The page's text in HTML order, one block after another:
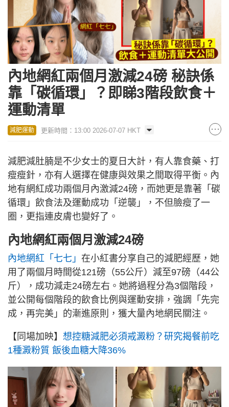
內地網紅兩個月激減24磅 秘訣係
靠「碳循環」？即睇3階段飲食＋
運動清單
減肥運動 更新時間：13:00 2026-07-07 HKT
減肥減肚腩是不少女士的夏日大計，有人靠食藥、打
瘦瘦針，亦有人選擇在健康與效果之間取得平衡。內
地有網紅成功兩個月內激減24磅，而她更是靠著「碳
循環」飲食法及運動成功「逆襲」，不但臉瘦了一
圈，更指連皮膚也變好了。
內地網紅兩個月激減24磅
內地網紅「七七」 在小紅書分享自己的減肥經歷，她
用了兩個月時間從121磅（55公斤）減至97磅（44公
斤），成功減走24磅左右。她將過程分為3個階段，
並公開每個階段的飲食比例與運動安排，強調「先完
成，再完美」的漸進原則，獲大量內地網民關注。
【同場加映】 想控糖減肥必須戒澱粉？研究揭餐前吃
1種澱粉質 飯後血糖大降36%